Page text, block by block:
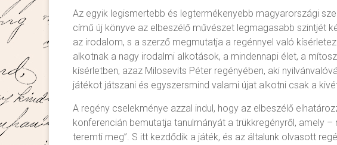
Az egyik legismertebb és legtermékenyebb magyarországi
című új könyve az elbeszélő művészet legmagasabb szintjét
az irodalom, s a szerző megmutatja a regénnyel való
alkotnak a nagy irodalmi alkotások, a mindennapi élet, a
kísérletben, azaz Milosevits Péter regényében, aki
játékot játszani és egyszersmind valami újat alkotni csak a
A regény cselekménye azzal indul, hogy az elbeszélő
konferencián bemutatja tanulmányát a trükkregényről, amely
teremti meg”. S itt kezdődik a játék, és az általunk olvasott